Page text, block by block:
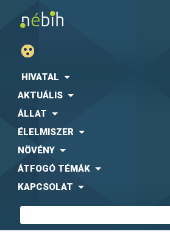
HIVATAL
AKTUÁLIS
ÁLLAT
ÉLELMISZER
NÖVÉNY
ÁTFOGÓ TÉMÁK
KAPCSOLAT